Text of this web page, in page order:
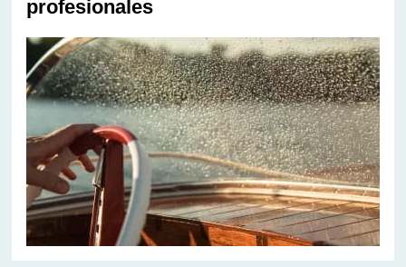
profesionales